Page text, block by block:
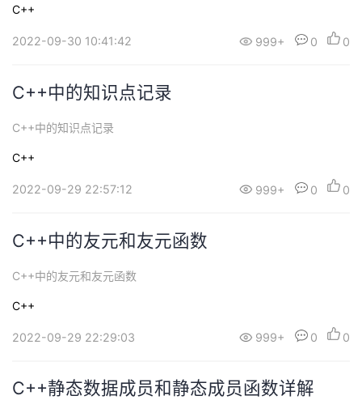
C++
2022-09-30 10:41:42 999+ 0 0
C++中的知识点记录
C++中的知识点记录
C++
2022-09-29 22:57:12 999+ 0 0
C++中的友元和友元函数
C++中的友元和友元函数
C++
2022-09-29 22:29:03 999+ 0 0
C++静态数据成员和静态成员函数详解